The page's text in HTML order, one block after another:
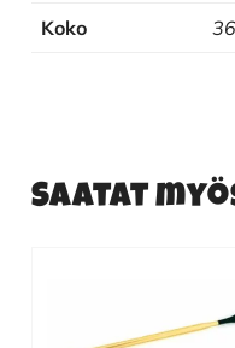
Koko
Saatat